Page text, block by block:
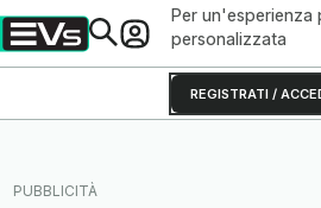
Per un'esperienza
personalizzata
REGISTRATI /